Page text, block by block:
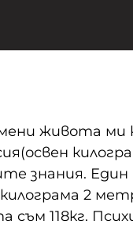
живота ми
знания. Един
2
съм 118кг.